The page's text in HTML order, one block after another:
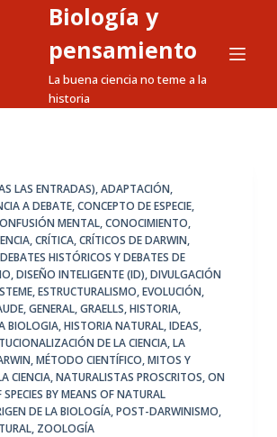
Biología y
pensamiento
La buena ciencia no teme a la
historia
LAS ENTRADAS),ADAPTACIÓN,
A DEBATE,CONCEPTO DE ESPECIE,
MENTAL,CONOCIMIENTO,
,CRÍTICA,CRÍTICOS DE DARWIN,
DEBATES HISTÓRICOS Y DEBATES DE
,DISEÑO INTELIGENTE (ID),DIVULGACIÓN
,ESTRUCTURALISMO,EVOLUCIÓN,
,GENERAL,GRAELLS,HISTORIA,
BIOLOGIA,HISTORIA NATURAL,IDEAS,
DE LA CIENCIA,LA
,MÉTODO CIENTÍFICO,MITOS Y
CIENCIA,NATURALISTAS PROSCRITOS,ON
BY MEANS OF NATURAL
DE LA BIOLOGÍA,POST-DARWINISMO,
, ZOOLOGÍA